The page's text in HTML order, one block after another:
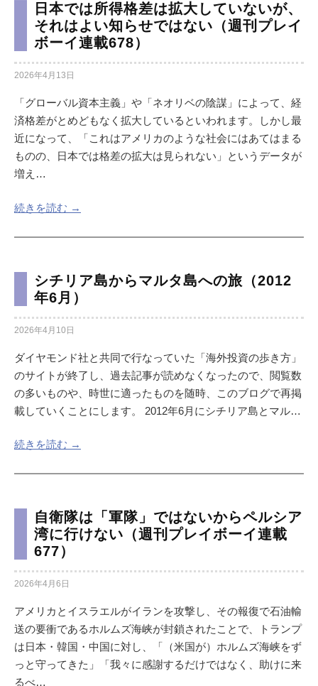
日本では所得格差は拡大していないが、
それはよい知らせではない（週刊プレイ
ボーイ連載678）
2026年4月13日
「グローバル資本主義」や「ネオリベの陰謀」によって、経
済格差がとめどもなく拡大しているといわれます。しかし最
近になって、「これはアメリカのような社会にはあてはまる
ものの、日本では格差の拡大は見られない」というデータが
増え…
続きを読む →
シチリア島からマルタ島への旅（2012
年6月）
2026年4月10日
ダイヤモンド社と共同で行なっていた「海外投資の歩き方」
のサイトが終了し、過去記事が読めなくなったので、閲覧数
の多いものや、時世に適ったものを随時、このブログで再掲
載していくことにします。 2012年6月にシチリア島とマル…
続きを読む →
自衛隊は「軍隊」ではないからペルシア
湾に行けない（週刊プレイボーイ連載
677）
2026年4月6日
アメリカとイスラエルがイランを攻撃し、その報復で石油輸
送の要衝であるホルムズ海峡が封鎖されたことで、トランプ
は日本・韓国・中国に対し、「（米国が）ホルムズ海峡をず
っと守ってきた」「我々に感謝するだけではなく、助けに来
るべ…